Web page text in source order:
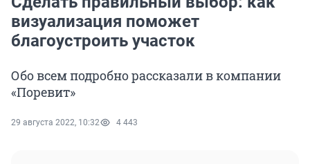
визуализация поможет
благоустроить участок
Обо всем подробно рассказали в компании
«Поревит»
29 августа 2022, 10:32 4 443